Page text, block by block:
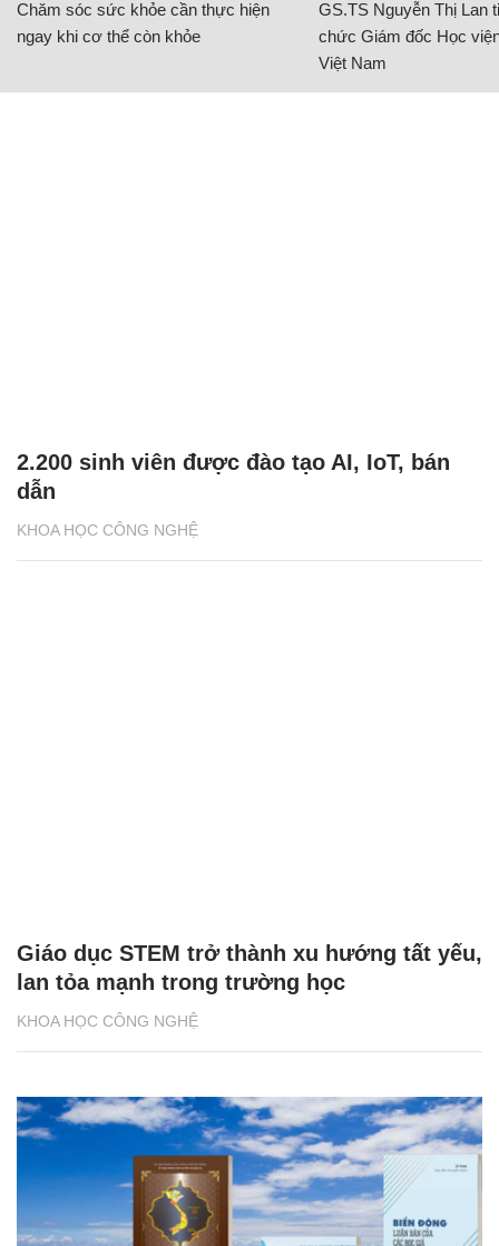
Chăm sóc sức khỏe cần thực hiện
ngay khi cơ thể còn khỏe
GS.TS Nguyễn Thị Lan
chức Giám đốc Học
Việt Nam
KHOA HỌC CÔNG NGHỆ
2.200 sinh viên được đào tạo AI, IoT, bán
dẫn
KHOA HỌC CÔNG NGHỆ
Giáo dục STEM trở thành xu hướng tất yếu,
lan tỏa mạnh trong trường học